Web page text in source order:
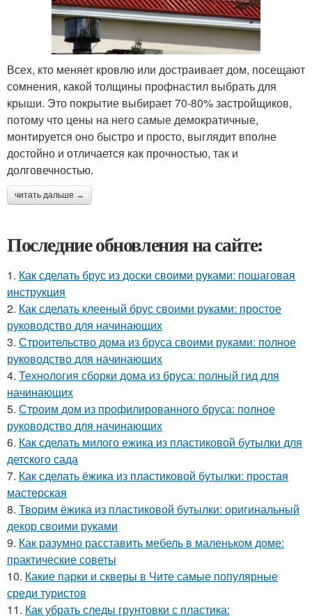
Всех, кто меняет кровлю или достраивает дом, посещают
сомнения, какой толщины профнастил выбрать для
крыши. Это покрытие выбирает 70-80% застройщиков,
потому что цены на него самые демократичные,
монтируется оно быстро и просто, выглядит вполне
достойно и отличается как прочностью, так и
долговечностью.
читать дальше →
Последние обновления на сайте:
1. Как сделать брус из доски своими руками: пошаговая
инструкция
2. Как сделать клееный брус своими руками: простое
руководство для начинающих
3. Строительство дома из бруса своими руками: полное
руководство для начинающих
4. Технология сборки дома из бруса: полный гид для
начинающих
5. Строим дом из профилированного бруса: полное
руководство для начинающих
6. Как сделать милого ежика из пластиковой бутылки для
детского сада
7. Как сделать ёжика из пластиковой бутылки: простая
мастерская
8. Творим ёжика из пластиковой бутылки: оригинальный
декор своими руками
9. Как разумно расставить мебель в маленьком доме:
практические советы
10. Какие парки и скверы в Чите самые популярные
среди туристов
11. Как убрать следы грунтовки с пластика: